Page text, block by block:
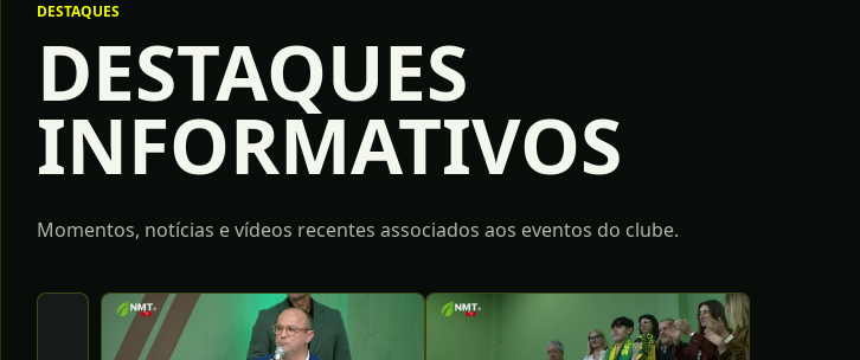
DESTAQUES
DESTAQUES
INFORMATIVOS
Momentos, notícias e vídeos recentes associados aos eventos do clube.